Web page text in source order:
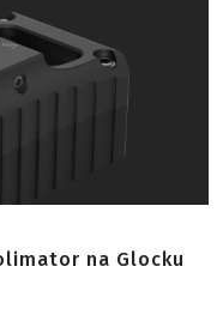
na Glocku